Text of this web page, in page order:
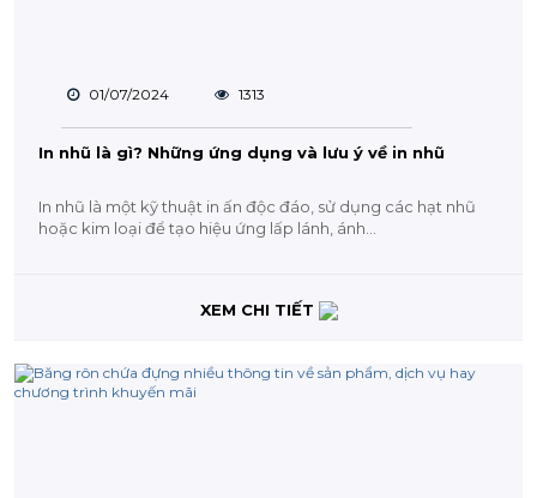
01/07/2024 1313
In nhũ là gì? Những ứng dụng và lưu ý về in nhũ
In nhũ là một kỹ thuật in ấn độc đáo, sử dụng các hạt nhũ
hoặc kim loại để tạo hiệu ứng lấp lánh, ánh...
XEM CHI TIẾT